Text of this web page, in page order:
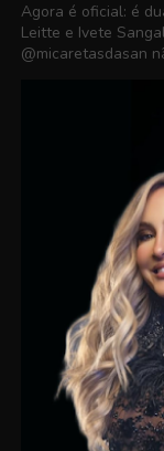
Agora é oficial: é
Leitte e Ivete
@micaretasdasan